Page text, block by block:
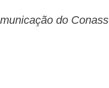
do Conass